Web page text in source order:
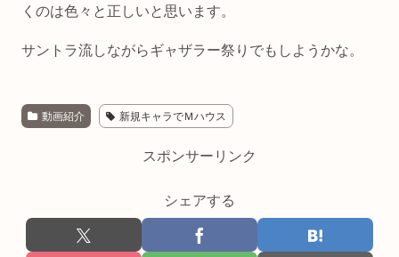
くのは色々と正しいと思います。
サントラ流しながらギャザラー祭りでもしようかな。
動画紹介 新規キャラでＭハウス
スポンサーリンク
シェアする